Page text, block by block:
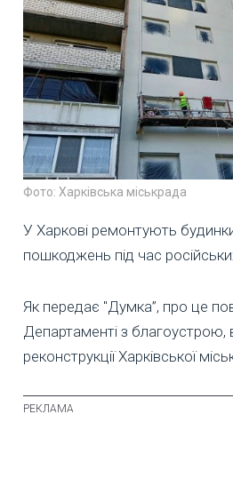
Фото: Харківська міськрада
У Харкові ремонтують
пошкоджень під час
Як передає "Думка”, про це
Департаменті з благоустрою,
реконструкції Харківської